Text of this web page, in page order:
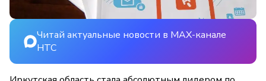
Читай актуальные новости в MAX-канале
НТС